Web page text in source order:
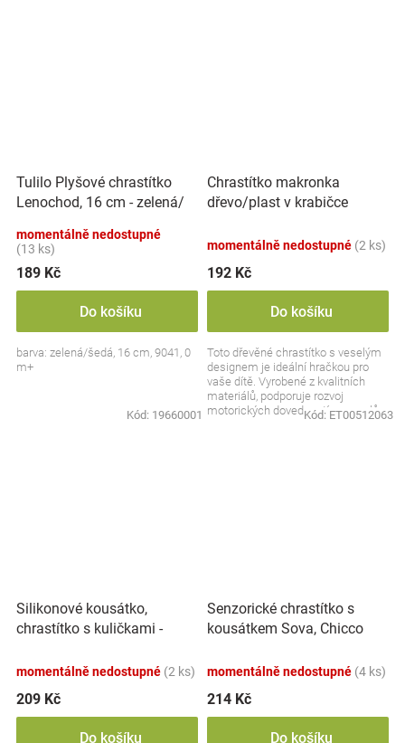
Tulilo Plyšové chrastítko
Lenochod, 16 cm - zelená/
momentálně nedostupné
(13 ks)
189 Kč
Do košíku
barva: zelená/šedá, 16 cm, 9041, 0
m+
Kód: 19660001
Chrastítko makronka
dřevo/plast v krabičce
momentálně nedostupné (2 ks)
192 Kč
Do košíku
Toto dřevěné chrastítko s veselým
designem je ideální hračkou pro
vaše dítě. Vyrobené z kvalitních
materiálů, podporuje rozvoj
motorických dovedností a smyslů,
Kód: ET00512063
Silikonové kousátko,
chrastítko s kuličkami -
momentálně nedostupné (2 ks)
209 Kč
Do košíku
Senzorické chrastítko s
kousátkem Sova, Chicco
momentálně nedostupné (4 ks)
214 Kč
Do košíku